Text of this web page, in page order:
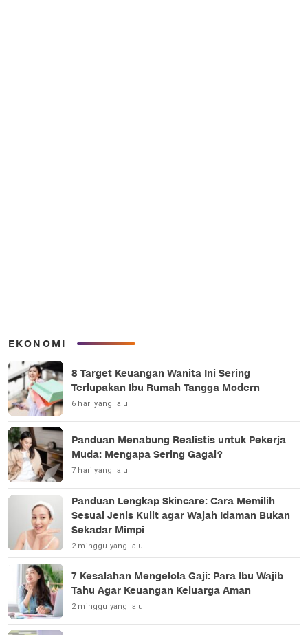
EKONOMI
8 Target Keuangan Wanita Ini Sering
Terlupakan Ibu Rumah Tangga Modern
6 hari yang lalu
Panduan Menabung Realistis untuk Pekerja
Muda: Mengapa Sering Gagal?
7 hari yang lalu
Panduan Lengkap Skincare: Cara Memilih
Sesuai Jenis Kulit agar Wajah Idaman Bukan
Sekadar Mimpi
2 minggu yang lalu
7 Kesalahan Mengelola Gaji: Para Ibu Wajib
Tahu Agar Keuangan Keluarga Aman
2 minggu yang lalu